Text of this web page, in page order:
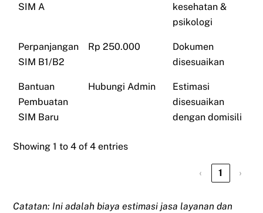
SIM A
kesehatan &
psikologi
Perpanjangan
SIM B1/B2
Rp 250.000
Dokumen
disesuaikan
Bantuan
Pembuatan
SIM Baru
Hubungi Admin
Estimasi
disesuaikan
dengan domisili
Showing 1 to 4 of 4 entries
‹ 1 ›
Catatan: Ini adalah biaya estimasi jasa layanan dan